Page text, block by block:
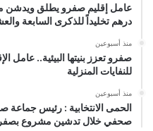
درهم تخليداً للذكرى السابعة
منذ أسبوعين
صفرو تعزز بنيتها البيئية..
للنفايات المنزلية
منذ أسبوعين
الحمى الانتخابية : رئيس جماعة
صحفي خلال تدشين مشروع